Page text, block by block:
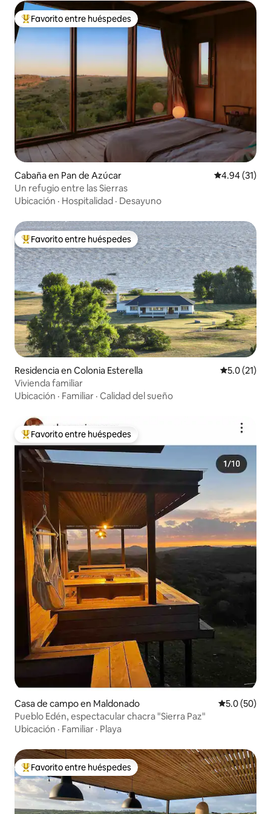
De los mejores en Favorito entre huéspedes
Favorito entre huéspedes
Cabaña en Pan de Azúcar Calificación
4.94 (31)
Un refugio entre las Sierras
Ubicación · Hospitalidad · Desayuno
De los mejores en Favorito entre huéspedes
Favorito entre huéspedes
Residencia en Colonia Esterella Calificación
5.0 (21)
Vivienda familiar
Ubicación · Familiar · Calidad del sueño
De los mejores en Favorito entre huéspedes
Favorito entre huéspedes
Casa de campo en Maldonado Calificación
5.0 (50)
Pueblo Edén, espectacular chacra "Sierra Paz"
Ubicación · Familiar · Playa
De los mejores en Favorito entre huéspedes
Favorito entre huéspedes